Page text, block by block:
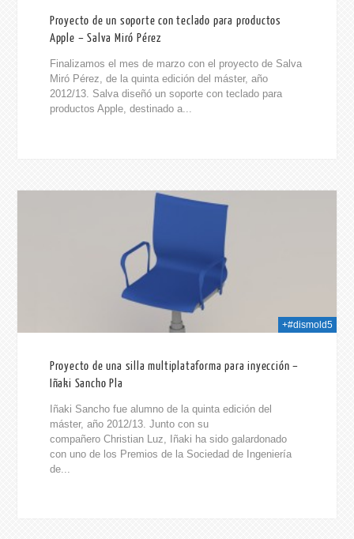
Proyecto de un soporte con teclado para productos
Apple – Salva Miró Pérez
Finalizamos el mes de marzo con el proyecto de Salva
Miró Pérez, de la quinta edición del máster, año
2012/13. Salva diseñó un soporte con teclado para
productos Apple, destinado a...
+#dismold5
Proyecto de una silla multiplataforma para inyección –
Iñaki Sancho Pla
Iñaki Sancho fue alumno de la quinta edición del
máster, año 2012/13. Junto con su
compañero Christian Luz, Iñaki ha sido galardonado
con uno de los Premios de la Sociedad de Ingeniería
de...